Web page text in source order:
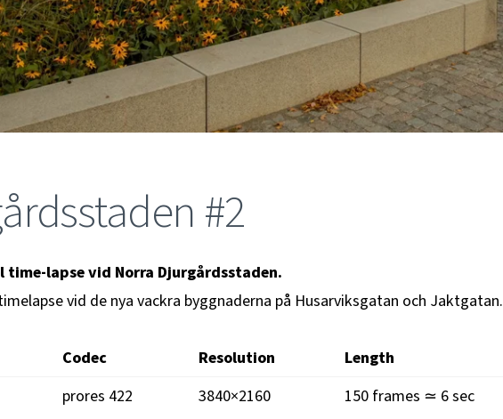
#2
time-lapse vid Norra Djurgårdsstaden.
vid de nya vackra byggnaderna på Husarviksgatan och Jaktgatan.
Codec Resolution Length
prores 422 3840×2160 150 frames ≃ 6 sec